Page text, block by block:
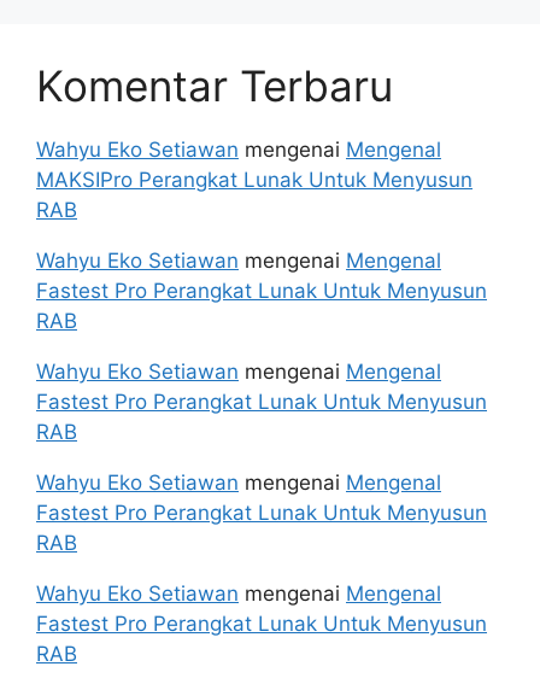
Komentar Terbaru
Wahyu Eko Setiawan mengenai Mengenal
MAKSIPro Perangkat Lunak Untuk Menyusun
RAB
Wahyu Eko Setiawan mengenai Mengenal
Fastest Pro Perangkat Lunak Untuk Menyusun
RAB
Wahyu Eko Setiawan mengenai Mengenal
Fastest Pro Perangkat Lunak Untuk Menyusun
RAB
Wahyu Eko Setiawan mengenai Mengenal
Fastest Pro Perangkat Lunak Untuk Menyusun
RAB
Wahyu Eko Setiawan mengenai Mengenal
Fastest Pro Perangkat Lunak Untuk Menyusun
RAB